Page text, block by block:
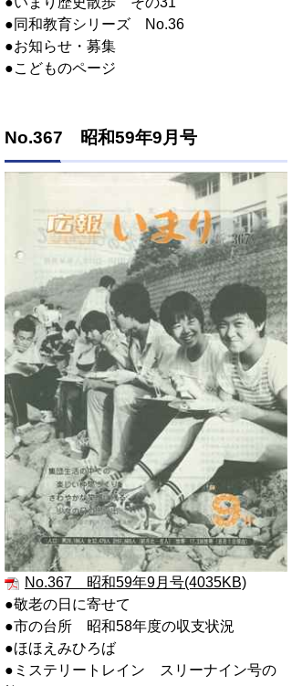
●同和教育シリーズ No.36
●お知らせ・募集
●こどものページ
No.367 昭和59年9月号
No.367 昭和59年9月号(4035KB)
●敬老の日に寄せて
●市の台所 昭和58年度の収支状況
●ほほえみひろば
●ミステリートレイン スリーナイン号の